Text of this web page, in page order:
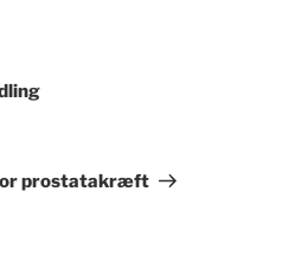
prostatakræft